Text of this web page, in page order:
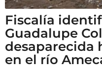
Fiscalía
Guadalupe
desaparecida
en el río